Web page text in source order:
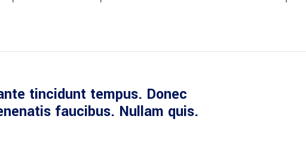
tincidunt tempus. Donec
faucibus. Nullam quis.